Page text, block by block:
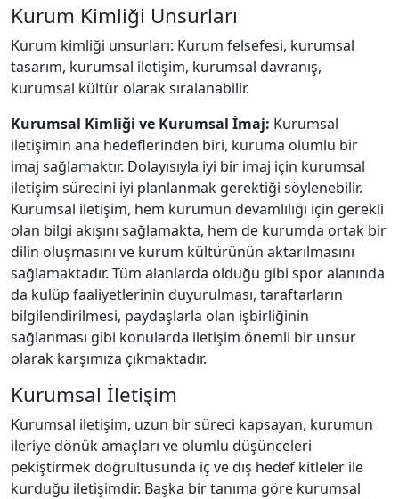
Kurum Kimliği Unsurları
Kurum kimliği unsurları: Kurum felsefesi, kurumsal
tasarım, kurumsal iletişim, kurumsal davranış,
kurumsal kültür olarak sıralanabilir.
Kurumsal Kimliği ve Kurumsal İmaj: Kurumsal
iletişimin ana hedeflerinden biri, kuruma olumlu bir
imaj sağlamaktır. Dolayısıyla iyi bir imaj için kurumsal
iletişim sürecini iyi planlanmak gerektiği söylenebilir.
Kurumsal iletişim, hem kurumun devamlılığı için gerekli
olan bilgi akışını sağlamakta, hem de kurumda ortak bir
dilin oluşmasını ve kurum kültürünün aktarılmasını
sağlamaktadır. Tüm alanlarda olduğu gibi spor alanında
da kulüp faaliyetlerinin duyurulması, taraftarların
bilgilendirilmesi, paydaşlarla olan işbirliğinin
sağlanması gibi konularda iletişim önemli bir unsur
olarak karşımıza çıkmaktadır.
Kurumsal İletişim
Kurumsal iletişim, uzun bir süreci kapsayan, kurumun
ileriye dönük amaçları ve olumlu düşünceleri
pekiştirmek doğrultusunda iç ve dış hedef kitleler ile
kurduğu iletişimdir. Başka bir tanıma göre kurumsal